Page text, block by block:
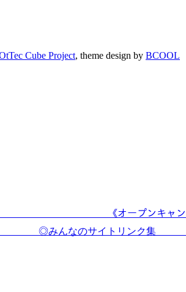
Cube Project, theme design by BCOOL
ｻﾝﾌﾟﾙ!! 《オープンキャン
チ ◎みんなのサイト